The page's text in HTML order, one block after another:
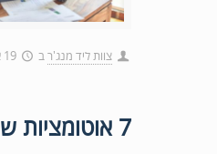
צוות ליד מנג'רב 19 אפריל, 2024
7 אוטומציות